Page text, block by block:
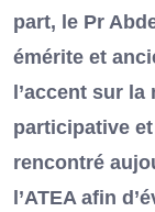
part, le Pr
émérite et
l’accent sur
participative
rencontré
l’ATEA afin